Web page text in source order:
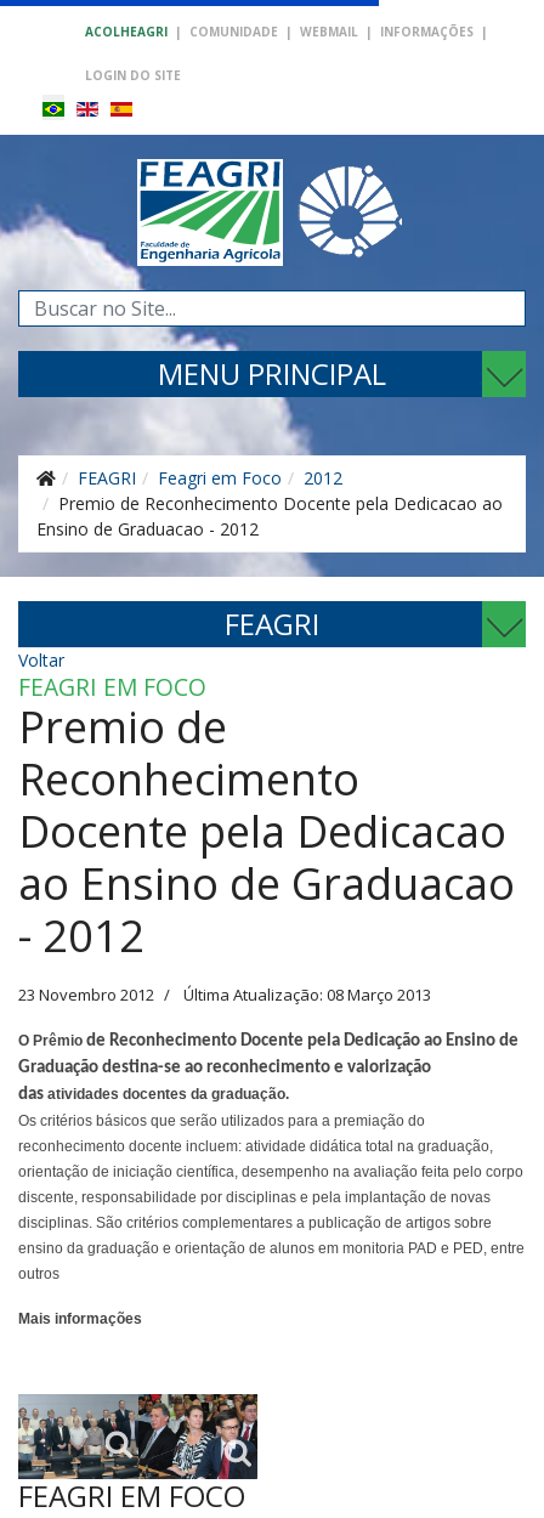
ACOLHEAGRI | COMUNIDADE | WEBMAIL | INFORMAÇÕES |
LOGIN DO SITE
Pesquisar...
MENU PRINCIPAL
FEAGRI Feagri em Foco
2012
Premio de Reconhecimento Docente pela Dedicacao ao
Ensino de Graduacao - 2012
FEAGRI
Voltar
FEAGRI EM FOCO
Premio de
Reconhecimento
Docente pela Dedicacao
ao Ensino de Graduacao
- 2012
23 Novembro 2012 Última Atualização: 08 Março 2013
O Prêmio de Reconhecimento Docente pela Dedicação ao Ensino de
Graduação destina-se ao reconhecimento e valorização
das atividades docentes da graduação.
Os critérios básicos que serão utilizados para a premiação do
reconhecimento docente incluem: atividade didática total na graduação,
orientação de iniciação científica, desempenho na avaliação feita pelo corpo
discente, responsabilidade por disciplinas e pela implantação de novas
disciplinas. São critérios complementares a publicação de artigos sobre
ensino da graduação e orientação de alunos em monitoria PAD e PED, entre
outros
Mais informações
FEAGRI EM FOCO